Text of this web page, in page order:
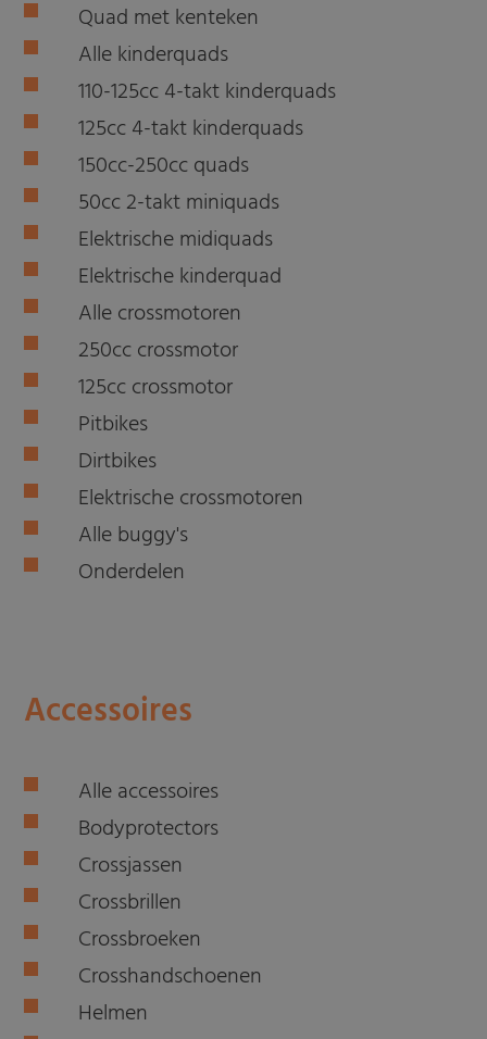
Quad met kenteken
Alle kinderquads
110-125cc 4-takt kinderquads
125cc 4-takt kinderquads
150cc-250cc quads
50cc 2-takt miniquads
Elektrische midiquads
Elektrische kinderquad
Alle crossmotoren
250cc crossmotor
125cc crossmotor
Pitbikes
Dirtbikes
Elektrische crossmotoren
Alle buggy's
Onderdelen
Accessoires
Alle accessoires
Bodyprotectors
Crossjassen
Crossbrillen
Crossbroeken
Crosshandschoenen
Helmen